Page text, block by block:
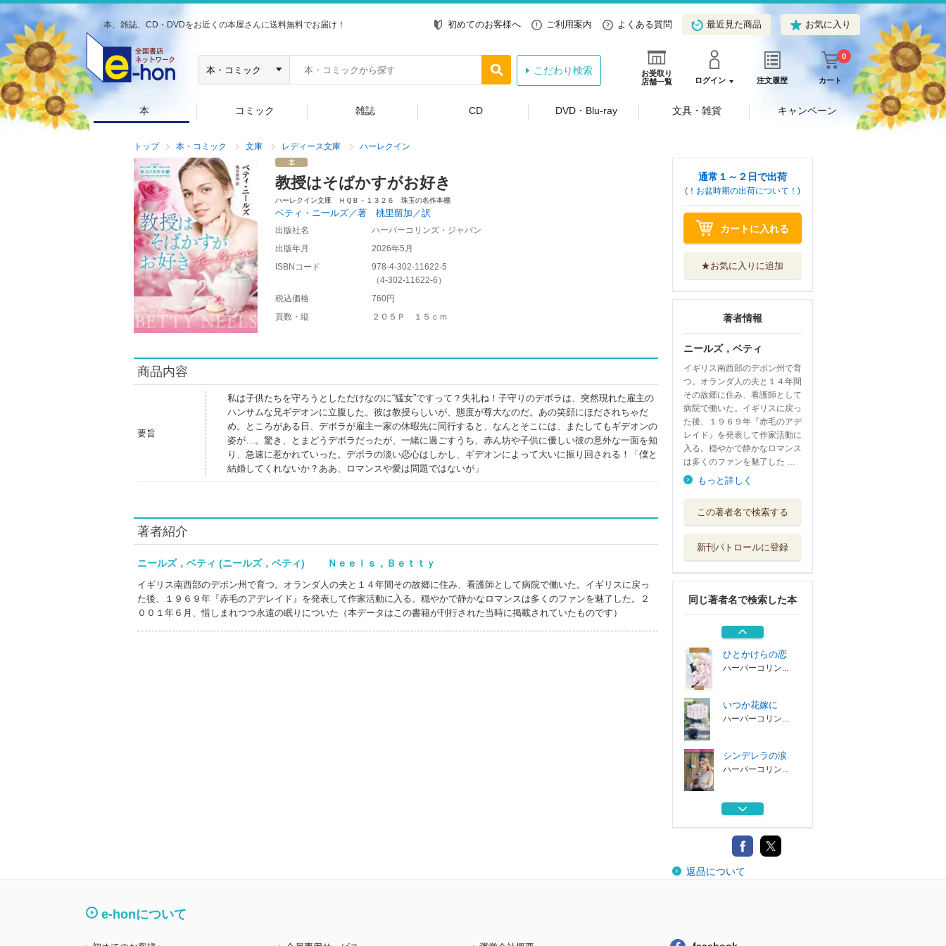
本、雑誌、CD・DVDをお近くの本屋さんに送料無料でお届け！ 初めてのお客様へ ご利用案内 よくある質問 最近見た商品 お気に入り
お受取り
店舗一覧
ログイン 注文履歴 カート
0
こだわり検索
本 コミック 雑誌 CD DVD・Blu-ray 文具・雑貨 キャンペーン
トップ 本・コミック 文庫 レディース文庫 ハーレクイン
教授はそばかすがお好き
ハーレクイン文庫 ＨＱＢ－１３２６ 珠玉の名作本棚
ベティ・ニールズ／著 桃里留加／訳
出版社名
ハーパーコリンズ・ジャパン
出版年月
2026年5月
ISBNコード
978-4-302-11622-5
（4-302-11622-6 ）
税込価格
760円
頁数・縦
２０５Ｐ １５ｃｍ
商品内容
要旨
私は子供たちを守ろうとしただけなのに“猛女”ですって？失礼ね！子守りのデボラは、突然現れた雇主の
ハンサムな兄ギデオンに立腹した。彼は教授らしいが、態度が尊大なのだ。あの笑顔にほだされちゃだ
め。ところがある日、デボラが雇主一家の休暇先に同行すると、なんとそこには、またしてもギデオンの
姿が…。驚き、とまどうデボラだったが、一緒に過ごすうち、赤ん坊や子供に優しい彼の意外な一面を知
り、急速に惹かれていった。デボラの淡い恋心はしかし、ギデオンによって大いに振り回される！「僕と
結婚してくれないか？ああ、ロマンスや愛は問題ではないが」
著者紹介
ニールズ，ベティ (ニールズ，ベティ) Ｎｅｅｌｓ，Ｂｅｔｔｙ
イギリス南西部のデボン州で育つ。オランダ人の夫と１４年間その故郷に住み、看護師として病院で働いた。イギリスに戻っ
た後、１９６９年『赤毛のアデレイド』を発表して作家活動に入る。穏やかで静かなロマンスは多くのファンを魅了した。２
００１年６月、惜しまれつつ永遠の眠りについた（本データはこの書籍が刊行された当時に掲載されていたものです）
通常１～２日で出荷
(！お盆時期の出荷について！)
カートに入れる
★お気に入りに追加
著者情報
ニールズ，ベティ
イギリス南西部のデボン州で育
つ。オランダ人の夫と１４年間
その故郷に住み、看護師として
病院で働いた。イギリスに戻っ
た後、１９６９年『赤毛のアデ
レイド』を発表して作家活動に
入る。穏やかで静かなロマンス
は多くのファンを魅了した …
もっと詳しく
この著者名で検索する
新刊パトロールに登録
同じ著者名で検索した本
ハーパーコリン...
男爵夫人の憂鬱
マチルダの恋
ハーパーコリン...
ひとかけらの恋
ハーパーコリン...
いつか花嫁に
ハーパーコリン...
シンデレラの涙
ハーパーコリン...
男爵夫人の憂鬱
マチルダの恋
ハーパーコリン...
返品について
e-honについて